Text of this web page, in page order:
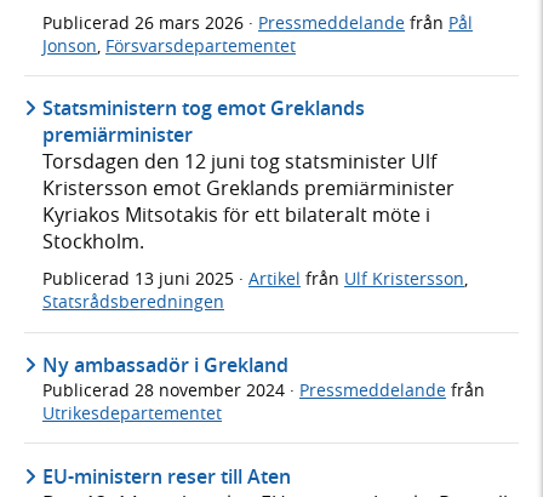
Publicerad 26 mars 2026 · Pressmeddelande från Pål
Jonson Försvarsdepartementet
Statsministern tog emot Greklands
premiärminister
Torsdagen den 12 juni tog statsminister Ulf
Kristersson emot Greklands premiärminister
Kyriakos Mitsotakis för ett bilateralt möte i
Stockholm.
Publicerad 13 juni 2025 · Artikel från Ulf Kristersson,
Statsrådsberedningen
Ny ambassadör i Grekland
Publicerad 28 november 2024 · Pressmeddelande från
Utrikesdepartementet
EU-ministern reser till Aten